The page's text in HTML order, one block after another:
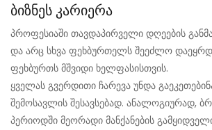
ბიზნეს კარიერა
პროფესიაში თავდაპირველი დღეების
და არც სხვა ფეხბურთელს შეეძლო
ფეხბურთს მშვიდი ხელფასისთვის.
ყველას გვერდითი ჩარევა უნდა
შემოსავლის შესავსებად. ანალოგიურად,
პერიოდში მეორადი მანქანების